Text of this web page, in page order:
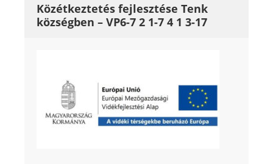
Közétkeztetés fejlesztése Tenk
községben – VP6-7 2 1-7 4 1 3-17